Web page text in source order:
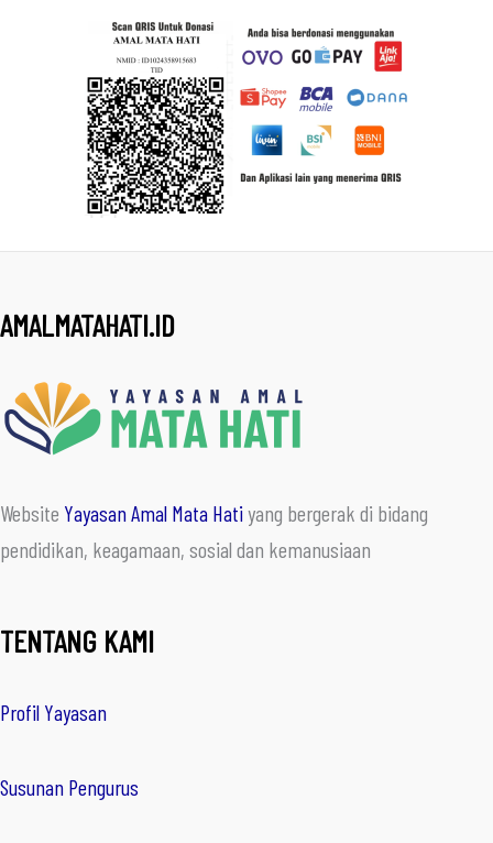
AMALMATAHATI.ID
Website Yayasan Amal Mata Hatiyang bergerak di bidang
pendidikan, keagamaan, sosial dan kemanusiaan
TENTANG KAMI
Profil Yayasan
Susunan Pengurus